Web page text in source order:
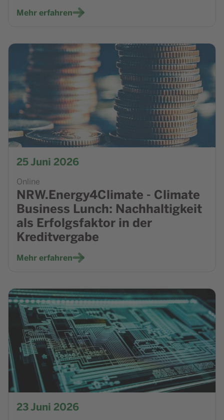
Mehr erfahren
Zur Veranstaltung NRW.Energy4Climate - Climate
25Juni 2026
Online
NRW.Energy4Climate - Climate
Business Lunch: Nachhaltigkeit
als Erfolgsfaktor in der
Kreditvergabe
Mehr erfahren
Zur Veranstaltung NRW.BANK Seminar -
23Juni 2026